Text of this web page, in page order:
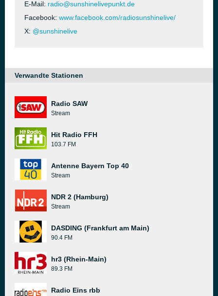
E-Mail: radio@sunshinelivepunkt.de
Facebook: www.facebook.com/radiosunshinelive/
X: @sunshinelive
Verwandte Stationen
Radio SAW
Stream
Hit Radio FFH
103.7 FM
Antenne Bayern Top 40
Stream
NDR 2 (Hamburg)
Stream
DASDING (Frankfurt am Main)
90.4 FM
hr3 (Rhein-Main)
89.3 FM
Radio Eins rbb